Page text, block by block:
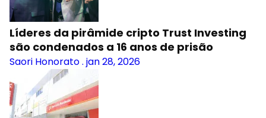
Líderes da pirâmide cripto Trust Investing
são condenados a 16 anos de prisão
Saori Honorato. jan 28, 2026